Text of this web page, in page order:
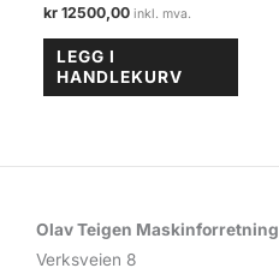
kr 12500,00
LEGG I
HANDLEKURV
Olav Teigen Maskinforretning
Verksveien 8